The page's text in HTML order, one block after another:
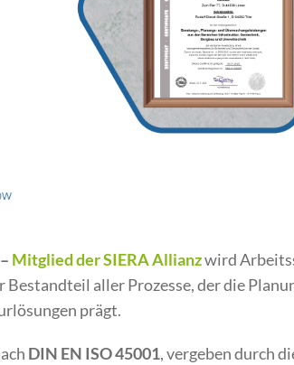
– Mitglied der SIERA Allianzwird
aller Prozesse, der die
prägt.
DIN EN ISO 45001, vergeben durch